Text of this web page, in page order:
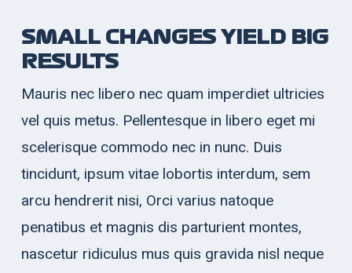
SMALL CHANGES YIELD BIG
RESULTS
Mauris nec libero nec quam imperdiet ultricies
vel quis metus. Pellentesque in libero eget mi
scelerisque commodo nec in nunc. Duis
tincidunt, ipsum vitae lobortis interdum, sem
arcu hendrerit nisi, Orci varius natoque
penatibus et magnis dis parturient montes,
nascetur ridiculus mus quis gravida nisl neque